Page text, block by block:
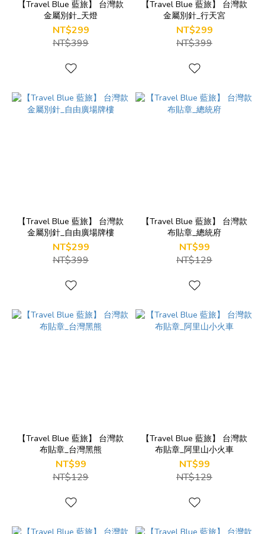
【Travel Blue 藍旅】 台灣款
金屬別針_天燈
NT$299
NT$399
【Travel Blue 藍旅】 台灣款
金屬別針_行天宮
NT$299
NT$399
【Travel Blue 藍旅】 台灣款
金屬別針_自由廣場牌樓
NT$299
NT$399
【Travel Blue 藍旅】 台灣款
布貼章_總統府
NT$99
NT$129
【Travel Blue 藍旅】 台灣款
布貼章_台灣黑熊
NT$99
NT$129
【Travel Blue 藍旅】 台灣款
布貼章_阿里山小火車
NT$99
NT$129